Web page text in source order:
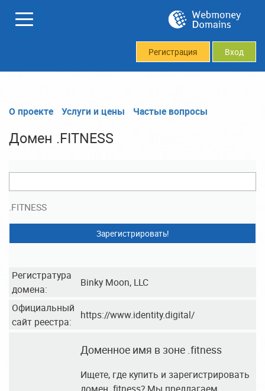
Регистрация Вход
О проекте Услуги и цены Частые вопросы
Домен .FITNESS
.FITNESS
Зарегистрировать!
Регистратура
домена:
Binky Moon, LLC
Официальный
сайт реестра:
https://www.identity.digital/
Доменное имя в зоне .fitness
Ищете, где купить и зарегистрировать